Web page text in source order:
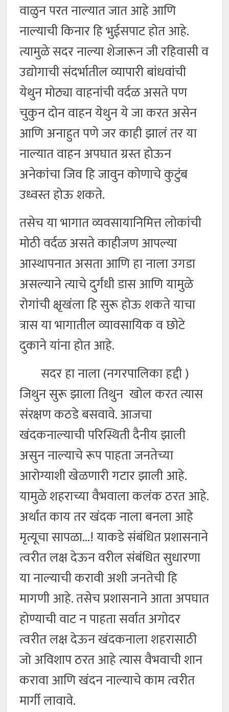
वाळुन परत नाल्यात जात आहे आणि
नाल्याची किनार हि भुईसपाट होत आहे.
त्यामुळे सदर नाल्या शेजारून जी रहिवासी व
उद्योगाची संदर्भातील व्यापारी बांधवांची
येथुन मोठ्या वाहनांची वर्दळ असते पण
चुकुन दोन वाहन येथुन ये जा करत असेन
आणि अनाहुत पणे जर काही झालं तर या
नाल्यात वाहन अपघात ग्रस्त होऊन
अनेकांचा जिव हि जावुन कोणाचे कुटुंब
उध्वस्त होऊ शकते.
तसेच या भागात व्यवसायानिमित्त लोकांची
मोठी वर्दळ असते काहीजण आपल्या
आस्थापनात असता आणि हा नाला उगडा
असल्याने त्याचे दुर्गंधी डास आणि यामुळे
रोगांची क्षृखंला हि सुरू होऊ शकते याचा
त्रास या भागातील व्यावसायिक व छोटे
दुकाने यांना होत आहे.
सदर हा नाला (नगरपालिका हद्दी )
जिथुन सुरू झाला तिथुन खोल करत त्यास
संरक्षण कठडे बसवावे. आजचा
खंदकनाल्याची परिस्थिती दैनीय झाली
असुन नाल्याचे रूप पाहता जनतेच्या
आरोग्याशी खेळणारी गटार झाली आहे.
यामुळे शहराच्या वैभवाला कलंक ठरत आहे.
अर्थात काय तर खंदक नाला बनला आहे
मृत्यूचा सापळा…! याकडे संबंधित प्रशासनाने
त्वरीत लक्ष देऊन वरील संबंधित सुधारणा
या नाल्याची करावी अशी जनतेची हि
मागणी आहे. तसेच प्रशासनाने आता अपघात
होण्याची वाट न पाहता सर्वात अगोदर
त्वरीत लक्ष देऊन खंदकनाला शहरासाठी
जो अविशाप ठरत आहे त्यास वैभवाची शान
करावा आणि खंदन नाल्याचे काम त्वरीत
मार्गी लावावे.